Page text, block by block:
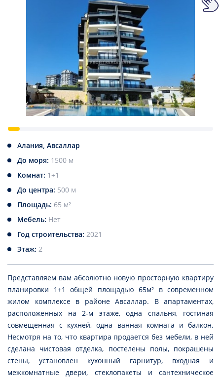
Алания, Авсаллар
До моря: 1500 м
Комнат: 1+1
До центра: 500 м
Площадь: 65 м²
Мебель: Нет
Год строительства: 2021
Этаж: 2
Представляем вам абсолютно новую просторную квартиру
планировки 1+1 общей площадью 65м² в современном
жилом комплексе в районе Авсаллар. В апартаментах,
расположенных на 2-м этаже, одна спальня, гостиная
совмещенная с кухней, одна ванная комната и балкон.
Несмотря на то, что квартира продается без мебели, в ней
сделана чистовая отделка, постелены полы, покрашены
стены, установлен кухонный гарнитур, входная и
межкомнатные двери, стеклопакеты и сантехническое